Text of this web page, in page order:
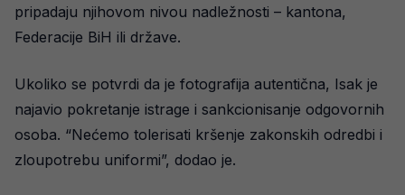
pripadaju njihovom nivou nadležnosti – kantona,
Federacije BiH ili države.
Ukoliko se potvrdi da je fotografija autentična, Isak je
najavio pokretanje istrage i sankcionisanje odgovornih
osoba. “Nećemo tolerisati kršenje zakonskih odredbi i
zloupotrebu uniformi”, dodao je.